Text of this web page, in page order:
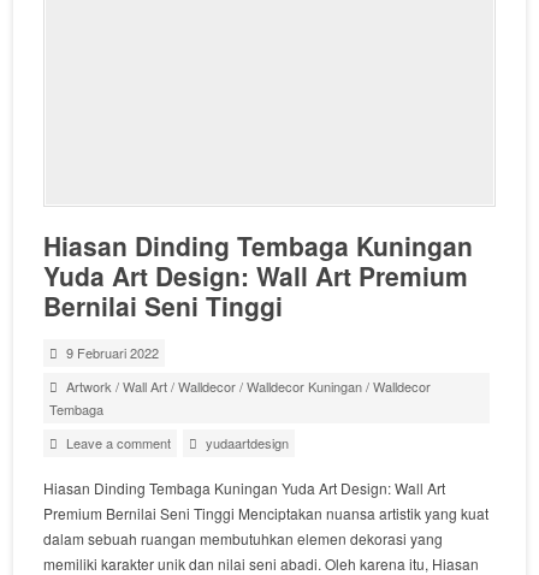
Hiasan Dinding Tembaga Kuningan
Yuda Art Design: Wall Art Premium
Bernilai Seni Tinggi
9 Februari 2022
Artwork /Wall Art/Walldecor/Walldecor Kuningan/Walldecor
Tembaga
Leave a comment
yudaartdesign
Hiasan Dinding Tembaga Kuningan Yuda Art Design: Wall Art
Premium Bernilai Seni Tinggi Menciptakan nuansa artistik yang kuat
dalam sebuah ruangan membutuhkan elemen dekorasi yang
memiliki karakter unik dan nilai seni abadi. Oleh karena itu, Hiasan